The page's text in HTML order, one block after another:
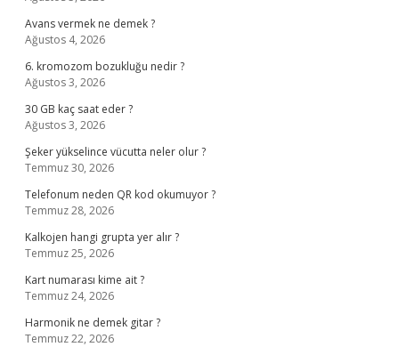
Avans vermek ne demek ?
Ağustos 4, 2026
6. kromozom bozukluğu nedir ?
Ağustos 3, 2026
30 GB kaç saat eder ?
Ağustos 3, 2026
Şeker yükselince vücutta neler olur ?
Temmuz 30, 2026
Telefonum neden QR kod okumuyor ?
Temmuz 28, 2026
Kalkojen hangi grupta yer alır ?
Temmuz 25, 2026
Kart numarası kime ait ?
Temmuz 24, 2026
Harmonik ne demek gitar ?
Temmuz 22, 2026